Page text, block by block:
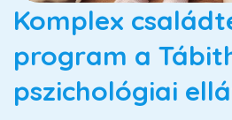
Komplex
program a
pszichológiai